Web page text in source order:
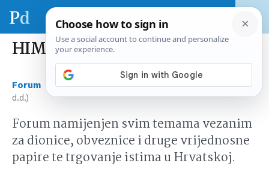
HIMR (Imperial d.d.)
Forum Tržište kapitala Hrvatska ›
HIMR (Imperial
d.d.)
Forum namijenjen svim temama vezanim
za dionice, obveznice i druge vrijednosne
papire te trgovanje istima u Hrvatskoj.